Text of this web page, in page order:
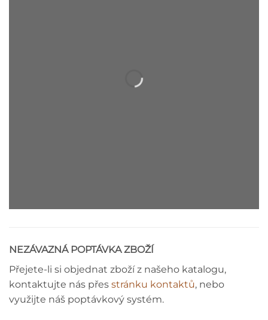
NEZÁVAZNÁ POPTÁVKA ZBOŽÍ
Přejete-li si objednat zboží z našeho katalogu,
kontaktujte nás přes stránku kontaktů, nebo
využijte náš poptávkový systém.